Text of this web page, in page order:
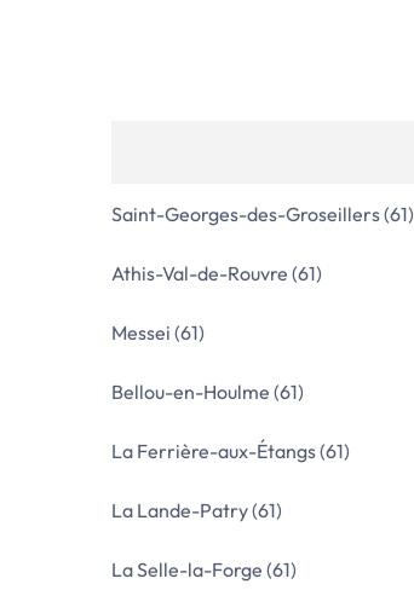
Saint-Georges-des-Groseillers (61)
Athis-Val-de-Rouvre (61)
Messei (61)
Bellou-en-Houlme (61)
La Ferrière-aux-Étangs (61)
La Lande-Patry (61)
La Selle-la-Forge (61)